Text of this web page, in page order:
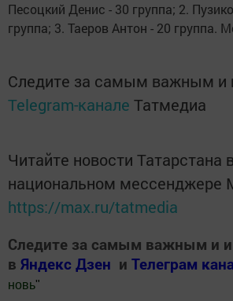
Песоцкий Денис - 30 группа; 2.
группа; 3. Таеров Антон - 20 группа.
Следите за самым важным и
Telegram-канале Татмедиа
Читайте новости Татарстана в
национальном мессенджере
https://max.ru/tatmedia
Следите за самым важным и
в Яндекс Дзен и Телеграм
новь"